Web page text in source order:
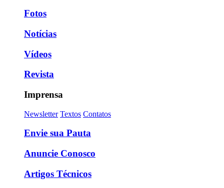
Fotos
Notícias
Vídeos
Revista
Imprensa
Newsletter Textos Contatos
Envie sua Pauta
Anuncie Conosco
Artigos Técnicos